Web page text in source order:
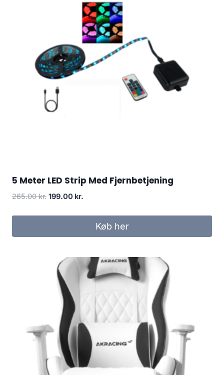
5 Meter LED Strip Med Fjernbetjening
265.00kr. Original
199.00 kr.
199.00 kr..
Køb her